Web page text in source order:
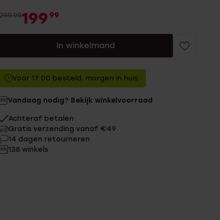
199 99
In winkelmand
Voor 17:00 besteld, morgen in huis
Vandaag nodig? Bekijk winkelvoorraad
Achteraf betalen
Gratis verzending vanaf €49
14 dagen retourneren
138 winkels